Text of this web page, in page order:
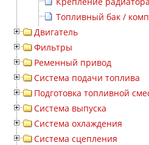
Топливный бак /
Двигатель
Фильтры
Ременный привод
Система подачи топлива
Подготовка топливной
Система выпуска
Система охлаждения
Система сцепления